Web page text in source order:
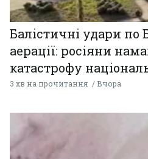
Балістичні удари по
аерації: росіяни
катастрофу
3 хв на прочитання Вчора